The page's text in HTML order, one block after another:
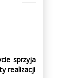
sprzyja
realizacji